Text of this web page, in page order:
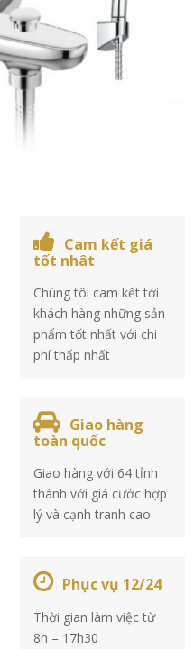
Cam kết giá
tốt nhât
Chúng tôi cam kết tới
khách hàng những sản
phẩm tốt nhất với chi
phí thấp nhất
Giao hàng
toàn quốc
Giao hàng với 64 tỉnh
thành với giá cước hợp
lý và cạnh tranh cao
Phục vụ 12/24
Thời gian làm việc từ
8h – 17h30